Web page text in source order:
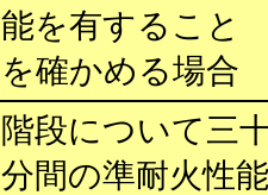
能を有すること
を確かめる場合
階段について三
分間の準耐火性能